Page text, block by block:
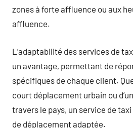
zones à forte affluence ou aux
affluence.
L’adaptabilité des services de
un avantage, permettant de
spécifiques de chaque client.
court déplacement urbain ou
travers le pays, un service de
de déplacement adaptée.